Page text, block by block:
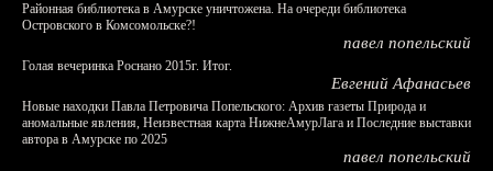
Районная библиотека в Амурске уничтожена. На очереди библиотека
Островского в Комсомольске?!
павел попельский
Голая вечеринка Роснано 2015г. Итог.
Евгений Афанасьев
Новые находки Павла Петровича Попельского: Архив газеты Природа и
аномальные явления, Неизвестная карта НижнеАмурЛага и Последние выставки
автора в Амурске по 2025
павел попельский